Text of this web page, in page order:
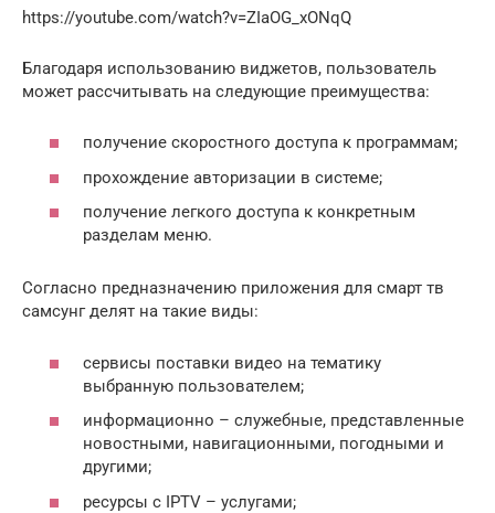
https://youtube.com/watch?v=ZIaOG_xONqQ
Благодаря использованию виджетов, пользователь
может рассчитывать на следующие преимущества:
получение скоростного доступа к программам;
прохождение авторизации в системе;
получение легкого доступа к конкретным
разделам меню.
Согласно предназначению приложения для смарт тв
самсунг делят на такие виды:
сервисы поставки видео на тематику
выбранную пользователем;
информационно – служебные, представленные
новостными, навигационными, погодными и
другими;
ресурсы с IPTV – услугами;